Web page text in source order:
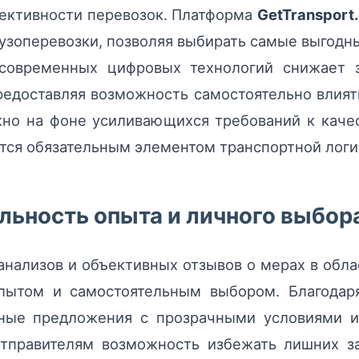
перевозок. Платформа
позволяя выбирать самые
цифровых технологий снижает
возможность самостоятельно
на фоне усиливающихся требований к
обязательным элементом транспортной
опыта и личного
и объективных отзывов о мерах в
и самостоятельным выбором.
предложения с прозрачными
возможность избежать лишних